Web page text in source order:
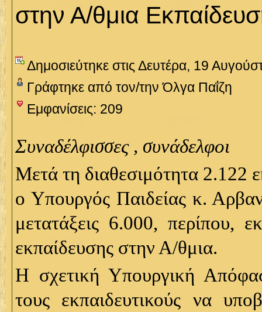
στην Α/θμια
Δημοσιεύτηκε στις Δευτέρα, 19
Γράφτηκε από τον/την Όλγα Παΐζη
Εμφανίσεις: 209
Συναδέλφισσες , συνάδελφοι
Μετά τη διαθεσιμότητα 2.122
ο Υπουργός Παιδείας κ.
μετατάξεις 6.000, περίπου,
εκπαίδευσης στην Α/θμια.
Η σχετική Υπουργική
τους εκπαιδευτικούς να